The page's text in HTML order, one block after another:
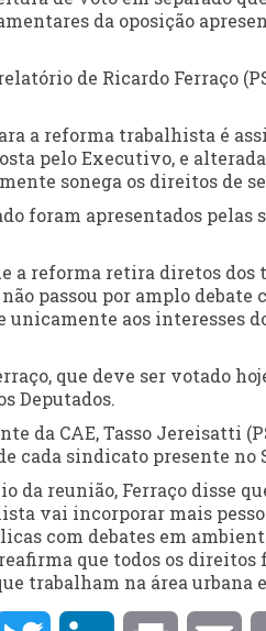
da oposição
de Ricardo Ferraço
a reforma trabalhista é
pelo Executivo, e
sonega os direitos de
foram apresentados pelas
a reforma retira diretos dos
passou por amplo debate
unicamente aos interesses
que deve ser votado
Deputados.
da CAE, Tasso Jereisatti
cada sindicato presente no
da reunião, Ferraço disse
vai incorporar mais
com debates em
que todos os
trabalham na área urbana